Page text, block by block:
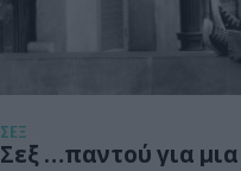
ΣΕΞ
Σεξ …παντού για